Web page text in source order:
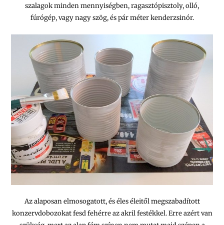
szalagok minden mennyiségben, ragasztópisztoly, olló,
fúrógép, vagy nagy szög, és pár méter kenderzsinór.
Az alaposan elmosogatott, és éles éleitől megszabadított
konzervdobozokat fesd fehérre az akril festékkel. Erre azért van